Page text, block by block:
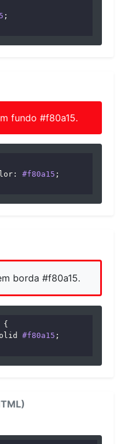
;
fundo #f80a15.
: #f80a15 ;
borda #f80a15.
{
#f80a15 ;